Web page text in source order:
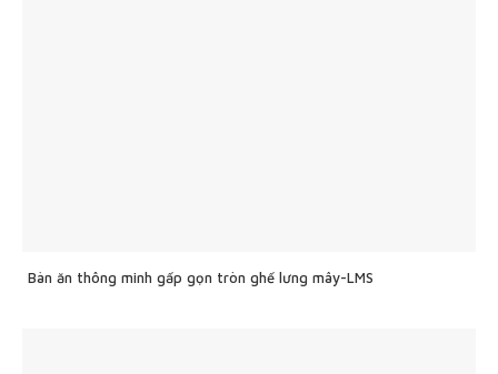
Bàn ăn thông minh gấp gọn tròn ghế lưng mây-LMS